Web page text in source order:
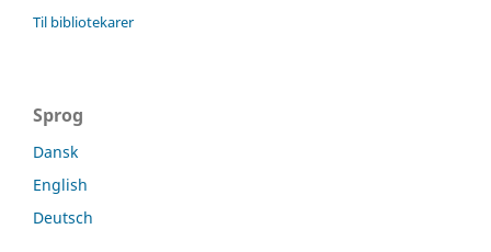
Til bibliotekarer
Sprog
Dansk
English
Deutsch